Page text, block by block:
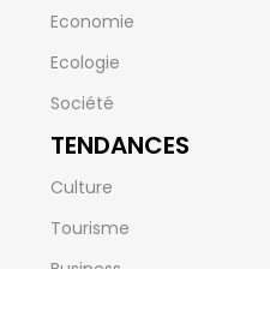
Economie
Ecologie
Société
TENDANCES
Culture
Tourisme
Business